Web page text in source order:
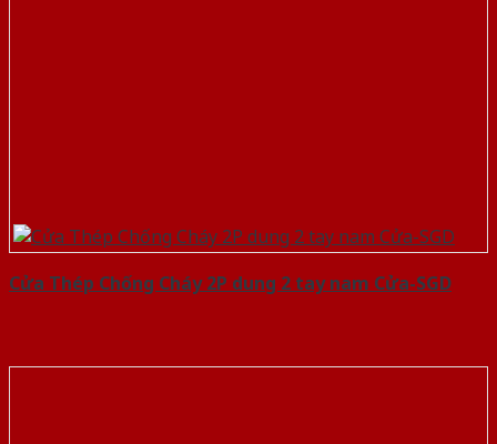
Cửa Thép Chống Cháy 2P dung 2 tay nam Cửa-SGD